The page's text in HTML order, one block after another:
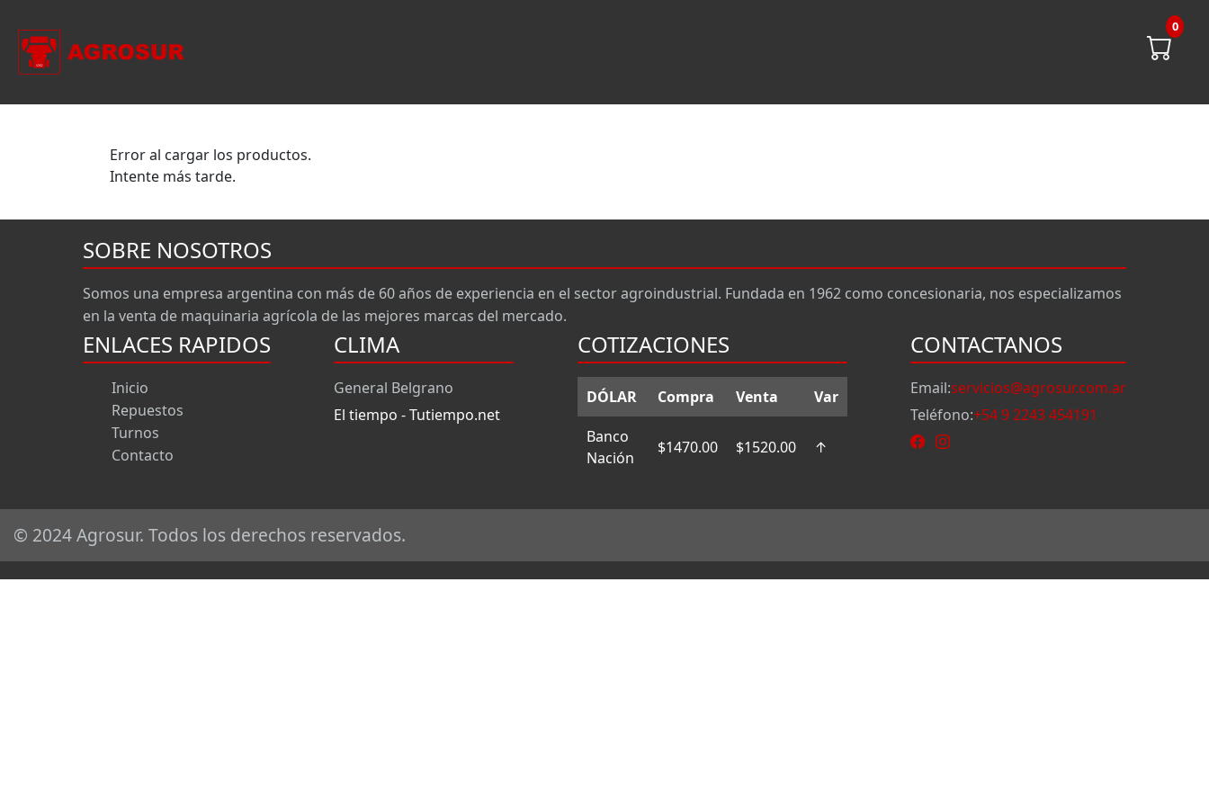
0
Error al cargar los productos.
Intente más tarde.
SOBRE NOSOTROS
Somos una empresa argentina con más de 60 años de experiencia en el sector agroindustrial. Fundada en 1962 como concesionaria, nos especializamos
en la venta de maquinaria agrícola de las mejores marcas del mercado.
ENLACES RAPIDOS
Inicio
Repuestos
Turnos
Contacto
CLIMA
General Belgrano
El tiempo - Tutiempo.net
COTIZACIONES
DÓLAR Compra Venta
Var
Banco
Nación
$1470.00 $1520.00 ↑
CONTACTANOS
Email:servicios@agrosur.com.ar
Teléfono:+54 9 2243 454191
© 2024 Agrosur. Todos los derechos reservados.